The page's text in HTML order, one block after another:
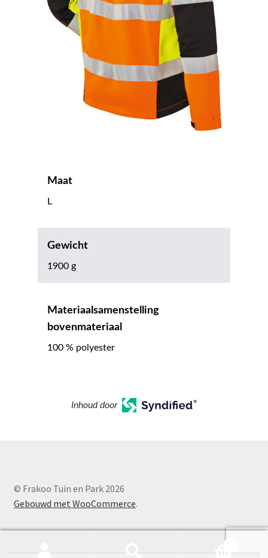
Maat
L
Gewicht
1900 g
Materiaalsamenstelling
bovenmateriaal
100 % polyester
Inhoud door
© Frakoo Tuin en Park 2026
Gebouwd met WooCommerce.